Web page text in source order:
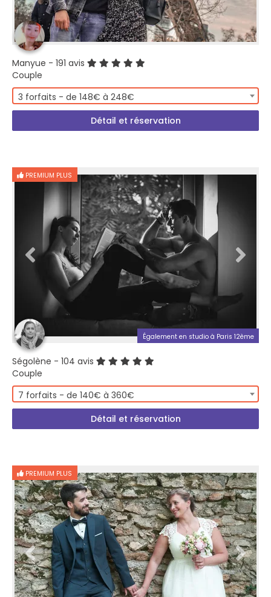
Manyue - 191 avis
Couple
3 forfaits - de 148€ à 248€
Détail et réservation
PREMIUM PLUS
Également en studio à Paris 12ème
Ségolène - 104 avis
Couple
7 forfaits - de 140€ à 360€
Détail et réservation
PREMIUM PLUS